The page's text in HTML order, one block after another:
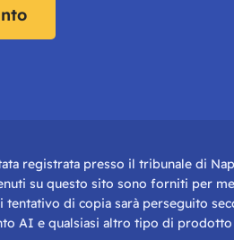
registrata presso il tribunale di
su questo sito sono forniti per
di copia sarà perseguito
AI e qualsiasi altro tipo di